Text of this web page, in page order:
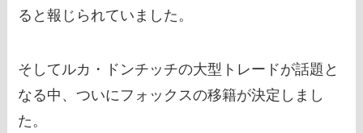
ると報じられていました。
そしてルカ・ドンチッチの大型トレードが話題と
なる中、ついにフォックスの移籍が決定しまし
た。